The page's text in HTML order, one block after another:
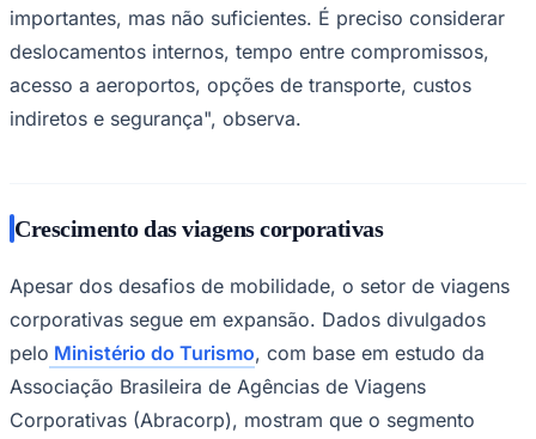
Palmeiras
importantes, mas não suficientes. É preciso considerar
deslocamentos internos, tempo entre compromissos,
acesso a aeroportos, opções de transporte, custos
indiretos e segurança", observa.
Crescimento das viagens corporativas
Apesar dos desafios de mobilidade, o setor de viagens
corporativas segue em expansão. Dados divulgados
pelo Ministério do Turismo, com base em estudo da
Associação Brasileira de Agências de Viagens
Corporativas (Abracorp), mostram que o segmento